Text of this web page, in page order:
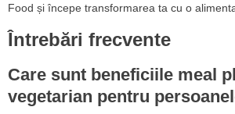
Food și începe transformarea ta cu o
Întrebări frecvente
Care sunt beneficiile meal
vegetarian pentru